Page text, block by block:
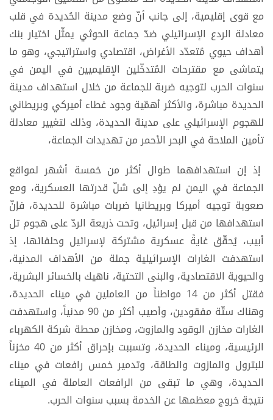
مع قوى إقليمية، إلى جانب أنّ وضع مدينة الحُديدة في قلب
معادلة الردع الإسرائيلي ضدّ جماعة الحوثي يمثّل اختيار بنك
أهداف حيوي مُتعدّد الأغراض، اقتصادي واستراتيجي، وهو ما
يتماشى مع مقترحات المُتدخّلين الإقليميين في اليمن في
سنوات الحرب لتوجيه ضربة للجماعة من خلال استهداف مدينة
الحديدة مباشرة، والأكثر أهمّية وجود غطاء أميركي وبريطاني
للهجوم الإسرائيلي على مدينة الحديدة، وذلك لتغيير معادلة
تأمين الملاحة في البحر الأحمر من تهديدات الجماعة،
إذ إن استهدافهما طوال أكثر من خمسة أشهر لمواقع
الجماعة في اليمن لم يؤدِ إلى شلّ قدرتها العسكرية، ومع
صعوبة توجيه أميركا وبريطانيا ضربات مباشرة للحديدة، فإنّ
استهدافها من قبل إسرائيل، وتحت ذريعة الردّ على هجوم تل
أبيب، يُحقّق غايةً عسكرية مشتركة لإسرائيل وحلفائها، إذ
استهدفت الغارات الإسرائيلية جملة من الأهداف المدنية،
والحيوية الاقتصادية، والبنى التحتية، ناهيك بالخسائر البشرية،
فقتل أكثر من 14 مواطناً من العاملين في ميناء الحديدة،
وهناك ستّة مفقودين، وأصيب أكثر من 90 مدنياً، واستهدفت
الغارات مخازن الوقود والمازوت، ومخازن محطة شركة الكهرباء
الرئيسية، وميناء الحديدة، وتسببت بإحراق أكثر من 40 مخزناً
للبترول والمازوت والطاقة، وتدمير خمس رافعات في ميناء
الحديدة، وهي ما تبقى من الرافعات العاملة في الميناء
نتيجة خروج معظمها عن الخدمة بسبب سنوات الحرب.